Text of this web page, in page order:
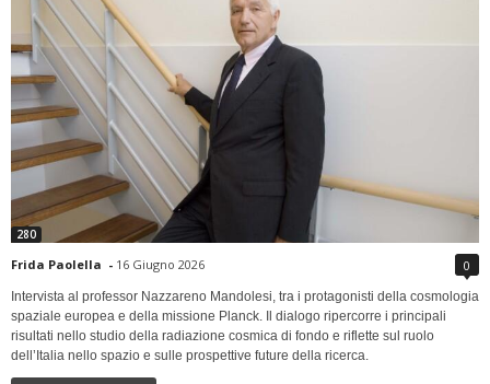
280
Frida Paolella - 16 Giugno 2026 0
Intervista al professor Nazzareno Mandolesi, tra i protagonisti della cosmologia
spaziale europea e della missione Planck. Il dialogo ripercorre i principali
risultati nello studio della radiazione cosmica di fondo e riflette sul ruolo
dell’Italia nello spazio e sulle prospettive future della ricerca.